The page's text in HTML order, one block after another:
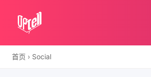
首页 › Social